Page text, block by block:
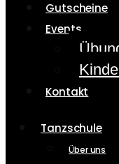
Gutscheine
Events
Kontakt
Tanzschule
Über uns